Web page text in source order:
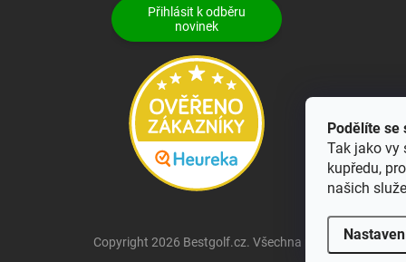
Podělíte se
Tak jako vy
kupředu,
našich
Přihlásit k odběru
novinek
Copyright 2026 Bestgolf.cz. Všechna práva vyhrazena.